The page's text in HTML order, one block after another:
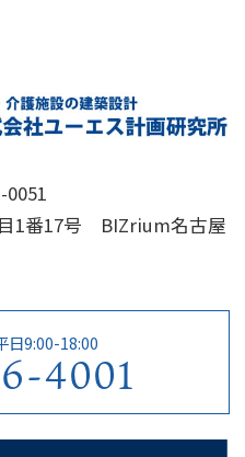
0051
1番17号 BIZrium名古屋
日9:00-18:00
4001